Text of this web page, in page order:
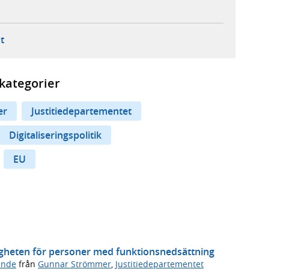
webbplats,
flik, extern webbplats,
- öppnar din e-postklient,
Justitiedepartementet
Digitaliseringspolitik
EU
för personer med funktionsnedsättning
från Gunnar Strömmer Justitiedepartementet